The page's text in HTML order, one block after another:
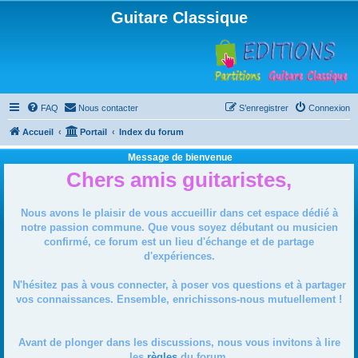
Guitare Classique
FAQ Nous contacter Connexion
S’enregistrer
Accueil Portail Index du forum
Message de bienvenue
Chers amis guitaristes,
Nous avons le plaisir de vous accueillir dans cet espace dédié à
notre passion commune. Que vous soyez débutant ou musicien
confirmé, ce forum est un lieu d'échange et de partage
d'expériences.
N'hésitez pas à vous connecter, à poser vos questions et à partager
vos connaissances. Ensemble, enrichissons-nous mutuellement !
Avant de plonger dans les discussions, nous vous invitons à lire